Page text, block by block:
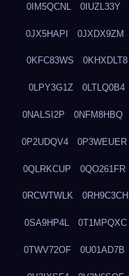
0IM5QCNL 0IUZL33Y
0JX5HAPI 0JXDX9ZM
0KFC83WS 0KHXDLT8
0LPY3G1Z 0LTLQ0B4
0NALSI2P 0NFM8HBQ
0P2UDQV4 0P3WEUER
0QLRKCUP 0QO261FR
0RCWTWLK 0RH9C3CH
0SA9HP4L 0T1MPQXC
0TWV72OF 0U01AD7B